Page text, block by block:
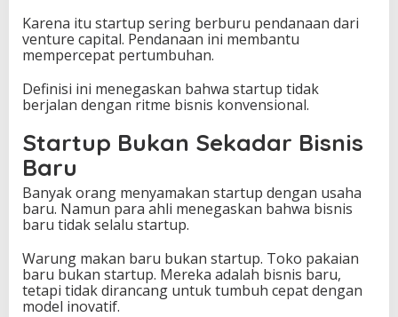
Karena itu startup sering berburu pendanaan dari
venture capital. Pendanaan ini membantu
mempercepat pertumbuhan.
Definisi ini menegaskan bahwa startup tidak
berjalan dengan ritme bisnis konvensional.
Startup Bukan Sekadar Bisnis
Baru
Banyak orang menyamakan startup dengan usaha
baru. Namun para ahli menegaskan bahwa bisnis
baru tidak selalu startup.
Warung makan baru bukan startup. Toko pakaian
baru bukan startup. Mereka adalah bisnis baru,
tetapi tidak dirancang untuk tumbuh cepat dengan
model inovatif.